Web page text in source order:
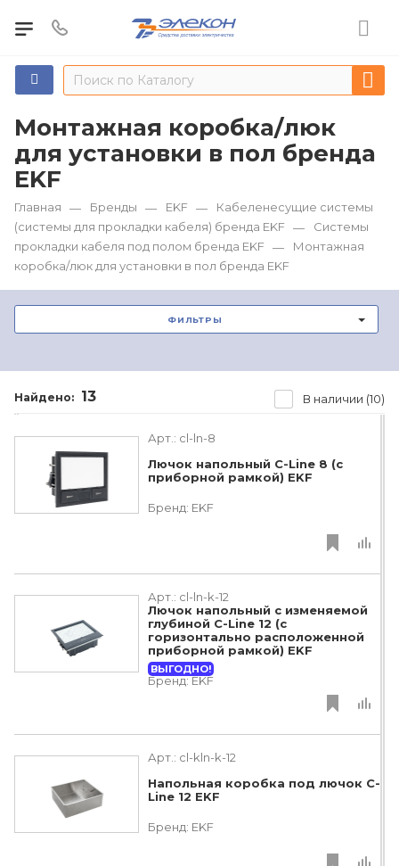
Монтажная коробка/люк
для установки в пол бренда
EKF
Главная — Бренды — EKF —
Кабеленесущие системы
(системы для прокладки кабеля) бренда EKF —
Системы
прокладки кабеля под полом бренда EKF —
Монтажная
коробка/люк для установки в пол бренда EKF
ФИЛЬТРЫ
Найдено: 13 В наличии (10)
Арт.: cl-ln-8
Лючок напольный C-Line 8 (с
приборной рамкой) EKF
Бренд: EKF
Арт.: cl-ln-k-12
Лючок напольный с изменяемой
глубиной C-Line 12 (с
горизонтально расположенной
приборной рамкой) EKF
ВЫГОДНО!
Бренд:EKF
Арт.: cl-kln-k-12
Напольная коробка под лючок C-
Line 12 EKF
Бренд: EKF